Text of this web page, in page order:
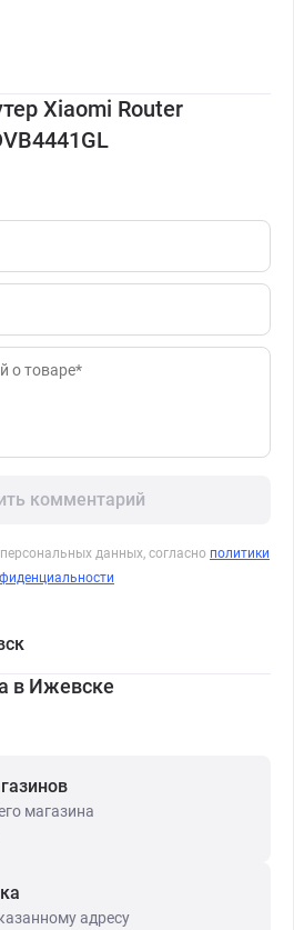
Xiaomi Router
комментарий
данных, согласно политики
в Ижевске
магазина
адресу